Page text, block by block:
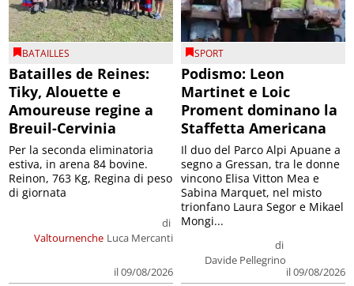
BATAILLES
Batailles de Reines:
Tiky, Alouette e
Amoureuse regine a
Breuil-Cervinia
Valtournenche
di
Luca Mercanti
il 09/08/2026
Per la seconda eliminatoria
estiva, in arena 84 bovine.
Reinon, 763 Kg, Regina di peso
di giornata
SPORT
Podismo: Leon
Martinet e Loic
Proment dominano la
Staffetta Americana
di
Davide Pellegrino
il 09/08/2026
Il duo del Parco Alpi Apuane a
segno a Gressan, tra le donne
vincono Elisa Vitton Mea e
Sabina Marquet, nel misto
trionfano Laura Segor e Mikael
Mongi...